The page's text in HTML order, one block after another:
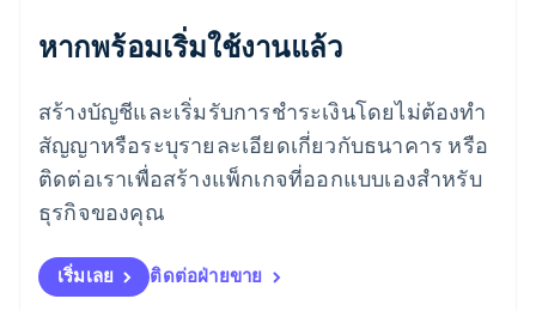
หากพร้อมเริ่มใช้งานแล้ว
สร้างบัญชีและเริ่มรับการชำระเงินโดยไม่ต้องทำ
สัญญาหรือระบุรายละเอียดเกี่ยวกับธนาคาร หรือ
ติดต่อเราเพื่อสร้างแพ็กเกจที่ออกแบบเองสำหรับ
ธุรกิจของคุณ
เริ่มเลย ติดต่อฝ่ายขาย
English
ลักเซมเบิร์ก
ลัตเวีย
English
ลิกเตนสไตน์
DeutschEnglish
ลิทัวเนีย
สเปน
EspañolEnglish
สโลวาเกีย